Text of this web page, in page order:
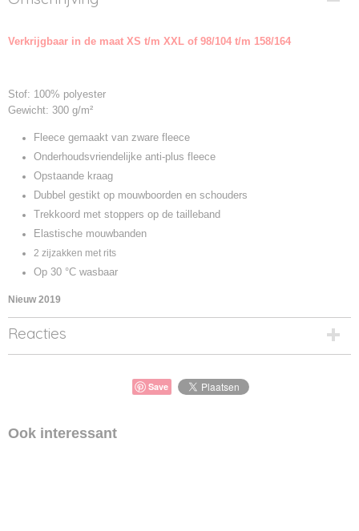
JN044K-01
JN044K
Verkrijgbaar in de maat XS t/m XXL of 98/104 t/m 158/164
Stof: 100% polyester
Gewicht: 300 g/m²
Fleece gemaakt van zware fleece
Onderhoudsvriendelijke anti-plus fleece
Opstaande kraag
Dubbel gestikt op mouwboorden en schouders
Trekkoord met stoppers op de tailleband
Elastische mouwbanden
2 zijzakken met rits
Op 30 °C wasbaar
Nieuw 2019
Reacties
Save
Ook interessant